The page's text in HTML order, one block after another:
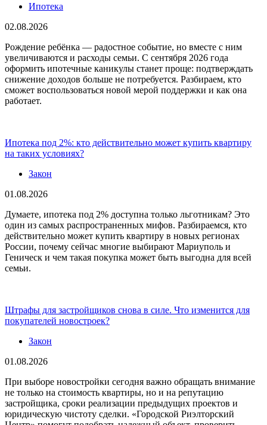
Ипотека
02.08.2026
Рождение ребёнка — радостное событие, но вместе с ним
увеличиваются и расходы семьи. С сентября 2026 года
оформить ипотечные каникулы станет проще: подтверждать
снижение доходов больше не потребуется. Разбираем, кто
сможет воспользоваться новой мерой поддержки и как она
работает.
Ипотека под 2%: кто действительно может купить квартиру
на таких условиях?
Закон
01.08.2026
Думаете, ипотека под 2% доступна только льготникам? Это
один из самых распространенных мифов. Разбираемся, кто
действительно может купить квартиру в новых регионах
России, почему сейчас многие выбирают Мариуполь и
Геническ и чем такая покупка может быть выгодна для всей
семьи.
Штрафы для застройщиков снова в силе. Что изменится для
покупателей новостроек?
Закон
01.08.2026
При выборе новостройки сегодня важно обращать внимание
не только на стоимость квартиры, но и на репутацию
застройщика, сроки реализации предыдущих проектов и
юридическую чистоту сделки. «Городской Риэлторский